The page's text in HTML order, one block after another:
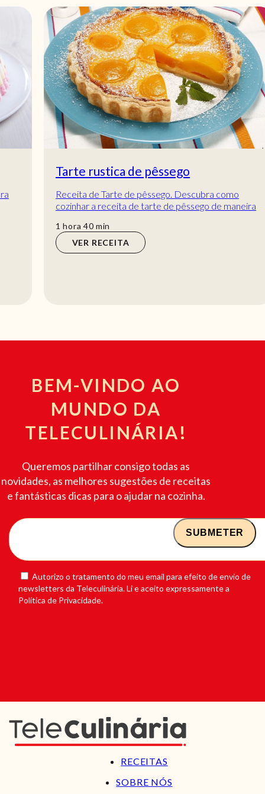
Tarte rustica de pêssego
Receita de Tarte de pêssego. Descubra como
cozinhar a receita de tarte de pêssego de maneira
40min
min
VER RECEITA
BEM-VINDO AO
MUNDO DA
TELECULINÁRIA!
Queremos partilhar consigo todas as
novidades, as melhores sugestões de receitas
e fantásticas dicas para o ajudar na cozinha.
Autorizo o tratamento do meu email para efeito de envio de
newsletters da Teleculinária. Li e aceito expressamente a
Política de Privacidade.
RECEITAS
SOBRE NÓS